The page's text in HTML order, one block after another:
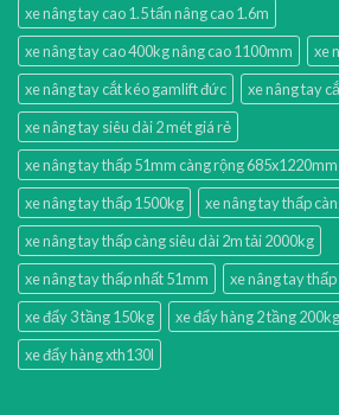
xe nâng tay cao 1.5 tấn nâng cao 1.6m
xe nâng tay cao 400kg nâng cao 1100mm
xe
xe nâng tay cắt kéo gamlift đức
xe nâng tay
xe nâng tay siêu dài 2 mét giá rẻ
xe nâng tay thấp 51mm càng rộng 685x1220mm
xe nâng tay thấp 1500kg
xe nâng tay thấp
xe nâng tay thấp càng siêu dài 2m tải 2000kg
xe nâng tay thấp nhất 51mm
xe nâng tay
xe đẩy 3 tầng 150kg
xe đẩy hàng 2 tầng
xe đẩy hàng xth130l